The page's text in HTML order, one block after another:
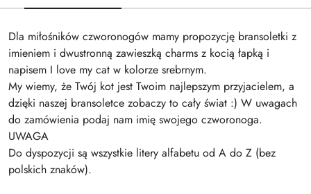
Dla miłośników czworonogów mamy propozycję bransoletki z
imieniem i dwustronną zawieszką charms z kocią łapką i
napisem I love my cat w kolorze srebrnym.
My wiemy, że Twój kot jest Twoim najlepszym przyjacielem, a
dzięki naszej bransoletce zobaczy to cały świat :) W uwagach
do zamówienia podaj nam imię swojego czworonoga.
UWAGA
Do dyspozycji są wszystkie litery alfabetu od A do Z (bez
polskich znaków).